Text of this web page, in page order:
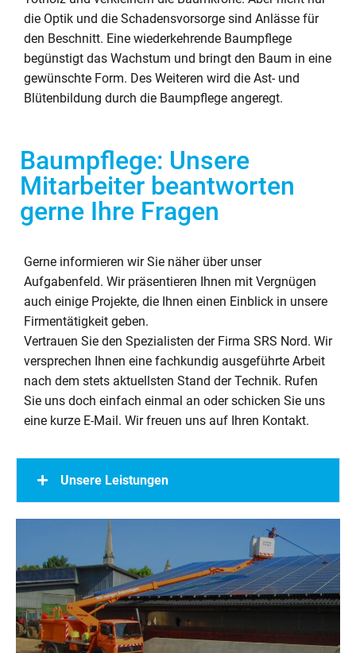
die Optik und die Schadensvorsorge sind Anlässe für
den Beschnitt. Eine wiederkehrende Baumpflege
begünstigt das Wachstum und bringt den Baum in eine
gewünschte Form. Des Weiteren wird die Ast- und
Blütenbildung durch die Baumpflege angeregt.
Baumpflege: Unsere
Mitarbeiter beantworten
gerne Ihre Fragen
Gerne informieren wir Sie näher über unser
Aufgabenfeld. Wir präsentieren Ihnen mit Vergnügen
auch einige Projekte, die Ihnen einen Einblick in unsere
Firmentätigkeit geben.
Vertrauen Sie den Spezialisten der Firma SRS Nord. Wir
versprechen Ihnen eine fachkundig ausgeführte Arbeit
nach dem stets aktuellsten Stand der Technik. Rufen
Sie uns doch einfach einmal an oder schicken Sie uns
eine kurze E-Mail. Wir freuen uns auf Ihren Kontakt.
Unsere Leistungen